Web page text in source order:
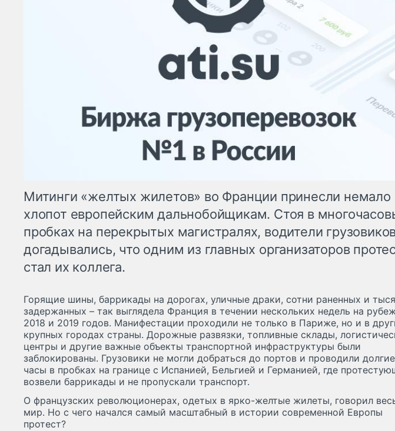
Митинги «желтых жилетов» во Франции принесли немало
хлопот европейским дальнобойщикам. Стоя в
пробках на перекрытых магистралях, водители
догадывались, что одним из главных организаторов
стал их коллега.
Горящие шины, баррикады на дорогах, уличные драки, сотни раненных и
задержанных – так выглядела Франция в течении нескольких недель на
2018 и 2019 годов. Манифестации проходили не только в Париже, но и в
крупных городах страны. Дорожные развязки, топливные склады,
центры и другие важные объекты транспортной инфраструктуры были
заблокированы. Грузовики не могли добраться до портов и проводили долгие
часы в пробках на границе с Испанией, Бельгией и Германией, где
возвели баррикады и не пропускали транспорт.
О французских революционерах, одетых в ярко-желтые жилеты, говорил
мир. Но с чего начался самый масштабный в истории современной Европы
протест?